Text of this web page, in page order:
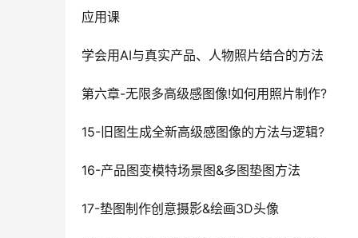
应用课
学会用AI与真实产品、人物照片结合的方法
第六章-无限多高级感图像!如何用照片制作?
15-旧图生成全新高级感图像的方法与逻辑?
16-产品图变模特场景图&多图垫图方法
17-垫图制作创意摄影&绘画3D头像